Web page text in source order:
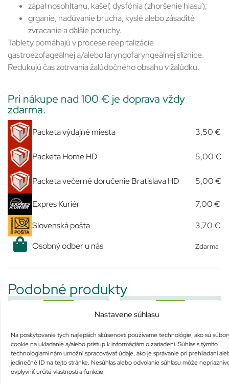
Nastavene súhlasu
Na poskytovanie tých najlepších skúseností používame technológie, ako sú
cookie na ukladanie a/alebo prístup k informáciám o zariadení. Súhlas s týmito
technológiami nám umožní spracovávať údaje, ako je správanie pri prehliadaní
jedinečné ID na tejto stránke. Nesúhlas alebo odvolanie súhlasu môže
ovplyvniť určité vlastnosti a funkcie.
zápal nosohltanu, kašeľ, dysfónia (zhoršenie hlasu);
grganie, nadúvanie brucha, kyslé alebo zásadité
zvracanie a ďalšie poruchy.
Tablety pomáhajú v procese reepitalizácie
gastroezofageálnej a/alebo laryngofaryngeálnej sliznice.
Redukujú čas zotrvania žalúdočného obsahu v žalúdku.
Pri nákupe nad 100 € je doprava vždy
zdarma.
Packeta výdajné miesta 3,50 €
Packeta Home HD 5,00 €
Packeta večerné doručenie Bratislava HD 5,00 €
Expres Kuriér 7,00 €
Slovenská pošta
3,70 €
Osobný odber u nás
Zdarma
Podobné produkty
FIT THERAPY Patch
UNIVERZÁL náplasť